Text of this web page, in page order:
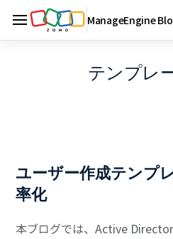
ManageEngine
テンプレ
ユーザー作成テンプ
率化
本ブログでは、Active